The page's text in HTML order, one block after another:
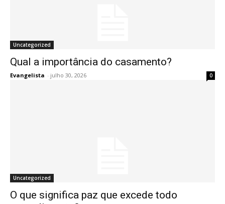
Uncategorized
Qual a importância do casamento?
Evangelista - julho 30, 2026 0
Uncategorized
O que significa paz que excede todo